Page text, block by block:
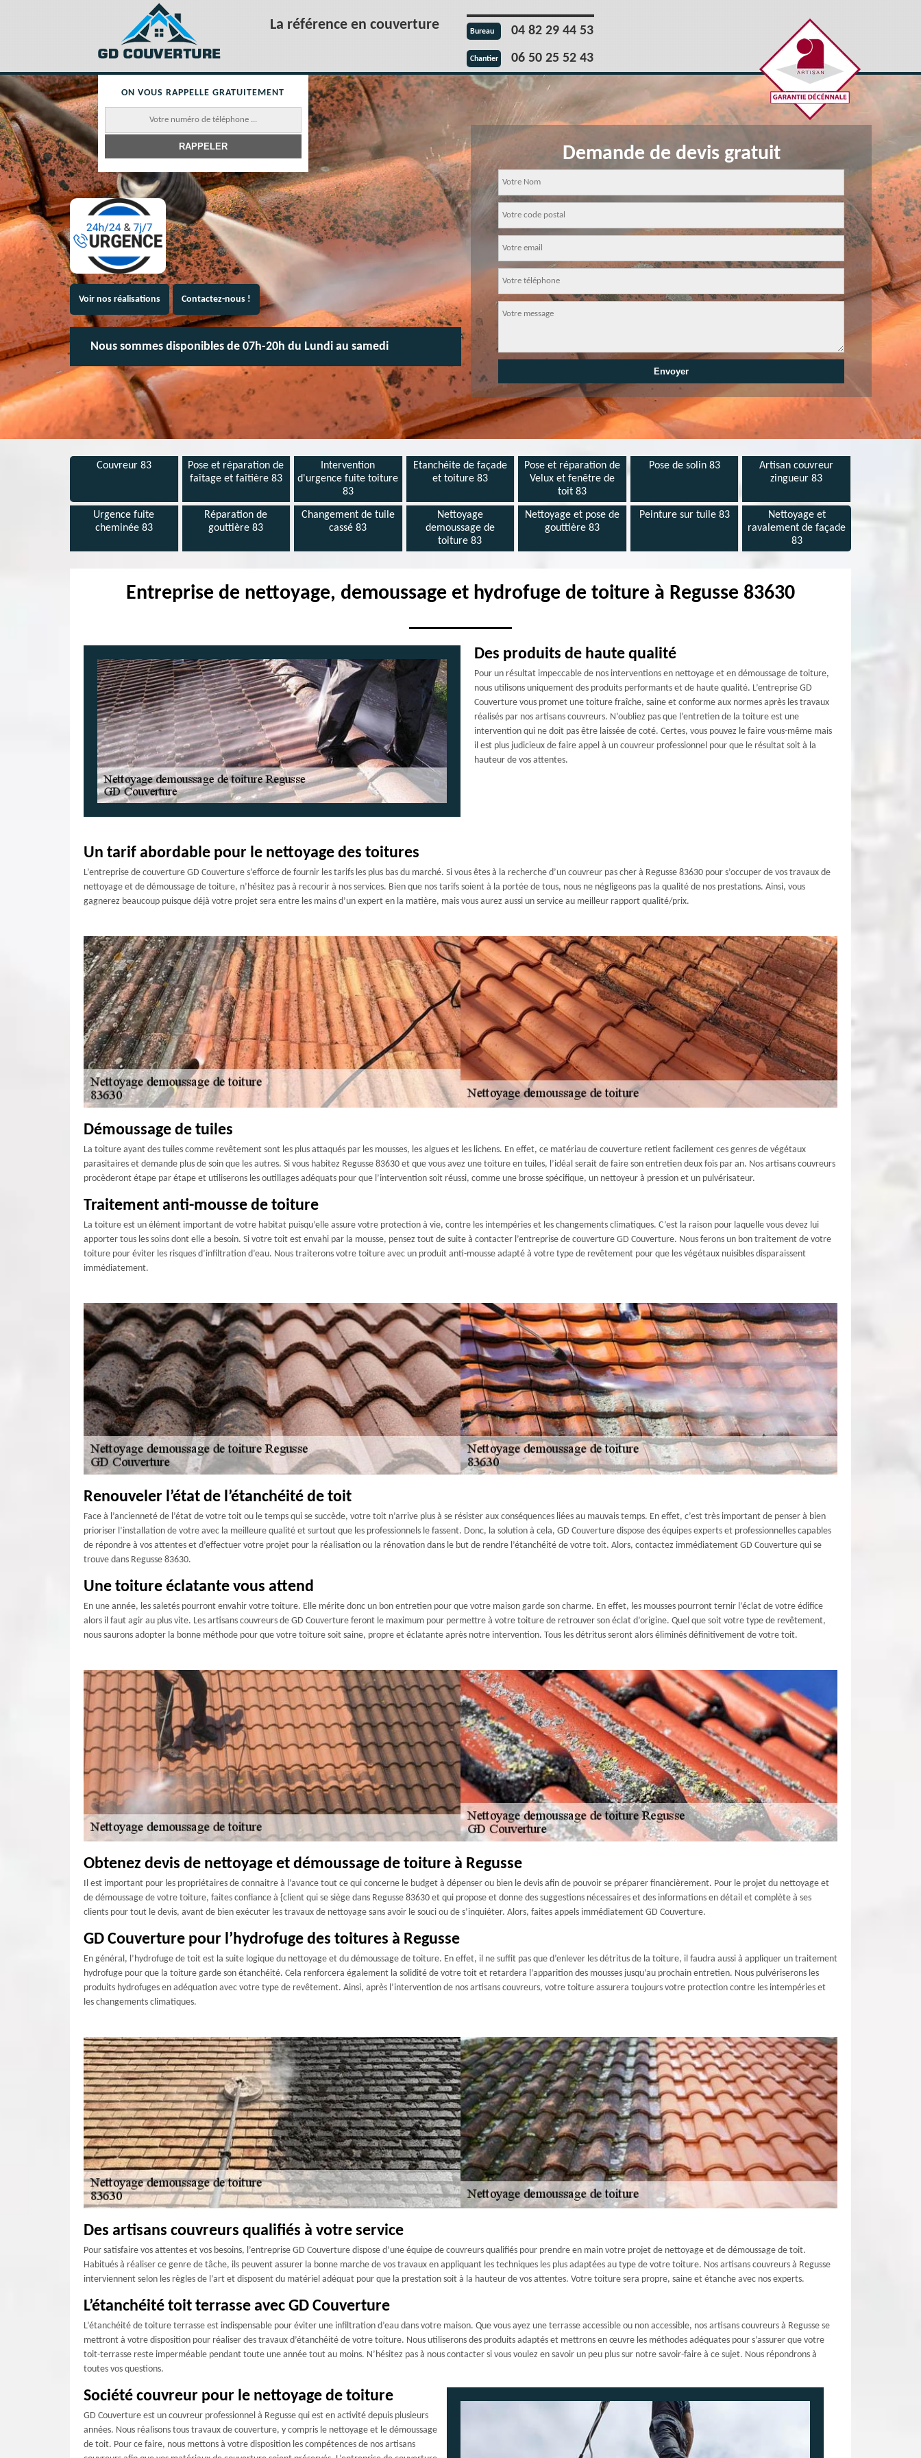
La référence en couverture Bureau 04 82 29 44 53
Chantier 06 50 25 52 43
Voir nos réalisations Contactez-nous !
Nous sommes disponibles de 07h-20h du Lundi au samedi
Demande de devis gratuit
ON VOUS RAPPELLE GRATUITEMENT
Couvreur 83
Pose et réparation de
faîtage et faîtière 83
Intervention
d'urgence fuite toiture
83
Etanchéite de façade
et toiture 83
Pose et réparation de
Velux et fenêtre de
toit 83
Pose de solin 83
Artisan couvreur
zingueur 83
Urgence fuite
cheminée 83
Réparation de
gouttière 83
Changement de tuile
cassé 83
Nettoyage
demoussage de
toiture 83
Nettoyage et pose de
gouttière 83
Peinture sur tuile 83
Nettoyage et
ravalement de façade
83
Entreprise de nettoyage, demoussage et hydrofuge de toiture à Regusse 83630
Des produits de haute qualité
Pour un résultat impeccable de nos interventions en nettoyage et en démoussage de toiture,
nous utilisons uniquement des produits performants et de haute qualité. L’entreprise GD
Couverture vous promet une toiture fraîche, saine et conforme aux normes après les travaux
réalisés par nos artisans couvreurs. N’oubliez pas que l’entretien de la toiture est une
intervention qui ne doit pas être laissée de coté. Certes, vous pouvez le faire vous-même mais
il est plus judicieux de faire appel à un couvreur professionnel pour que le résultat soit à la
hauteur de vos attentes.
Un tarif abordable pour le nettoyage des toitures
L’entreprise de couverture GD Couverture s’efforce de fournir les tarifs les plus bas du marché. Si vous êtes à la recherche d’un couvreur pas cher à Regusse 83630 pour s’occuper de vos travaux de
nettoyage et de démoussage de toiture, n’hésitez pas à recourir à nos services. Bien que nos tarifs soient à la portée de tous, nous ne négligeons pas la qualité de nos prestations. Ainsi, vous
gagnerez beaucoup puisque déjà votre projet sera entre les mains d’un expert en la matière, mais vous aurez aussi un service au meilleur rapport qualité/prix.
Démoussage de tuiles
La toiture ayant des tuiles comme revêtement sont les plus attaqués par les mousses, les algues et les lichens. En effet, ce matériau de couverture retient facilement ces genres de végétaux
parasitaires et demande plus de soin que les autres. Si vous habitez Regusse 83630 et que vous avez une toiture en tuiles, l’idéal serait de faire son entretien deux fois par an. Nos artisans couvreurs
procèderont étape par étape et utiliserons les outillages adéquats pour que l’intervention soit réussi, comme une brosse spécifique, un nettoyeur à pression et un pulvérisateur.
Traitement anti-mousse de toiture
La toiture est un élément important de votre habitat puisqu’elle assure votre protection à vie, contre les intempéries et les changements climatiques. C’est la raison pour laquelle vous devez lui
apporter tous les soins dont elle a besoin. Si votre toit est envahi par la mousse, pensez tout de suite à contacter l’entreprise de couverture GD Couverture. Nous ferons un bon traitement de votre
toiture pour éviter les risques d’infiltration d’eau. Nous traiterons votre toiture avec un produit anti-mousse adapté à votre type de revêtement pour que les végétaux nuisibles disparaissent
immédiatement.
Renouveler l’état de l’étanchéité de toit
Face à l’ancienneté de l’état de votre toit ou le temps qui se succède, votre toit n’arrive plus à se résister aux conséquences liées au mauvais temps. En effet, c’est très important de penser à bien
prioriser l’installation de votre avec la meilleure qualité et surtout que les professionnels le fassent. Donc, la solution à cela, GD Couverture dispose des équipes experts et professionnelles capables
de répondre à vos attentes et d’effectuer votre projet pour la réalisation ou la rénovation dans le but de rendre l’étanchéité de votre toit. Alors, contactez immédiatement GD Couverture qui se
trouve dans Regusse 83630.
Une toiture éclatante vous attend
En une année, les saletés pourront envahir votre toiture. Elle mérite donc un bon entretien pour que votre maison garde son charme. En effet, les mousses pourront ternir l’éclat de votre édifice
alors il faut agir au plus vite. Les artisans couvreurs de GD Couverture feront le maximum pour permettre à votre toiture de retrouver son éclat d’origine. Quel que soit votre type de revêtement,
nous saurons adopter la bonne méthode pour que votre toiture soit saine, propre et éclatante après notre intervention. Tous les détritus seront alors éliminés définitivement de votre toit.
Obtenez devis de nettoyage et démoussage de toiture à Regusse
Il est important pour les propriétaires de connaitre à l’avance tout ce qui concerne le budget à dépenser ou bien le devis afin de pouvoir se préparer financièrement. Pour le projet du nettoyage et
de démoussage de votre toiture, faites confiance à {client qui se siège dans Regusse 83630 et qui propose et donne des suggestions nécessaires et des informations en détail et complète à ses
clients pour tout le devis, avant de bien exécuter les travaux de nettoyage sans avoir le souci ou de s’inquiéter. Alors, faites appels immédiatement GD Couverture.
GD Couverture pour l’hydrofuge des toitures à Regusse
En général, l’hydrofuge de toit est la suite logique du nettoyage et du démoussage de toiture. En effet, il ne suffit pas que d’enlever les détritus de la toiture, il faudra aussi à appliquer un traitement
hydrofuge pour que la toiture garde son étanchéité. Cela renforcera également la solidité de votre toit et retardera l’apparition des mousses jusqu’au prochain entretien. Nous pulvériserons les
produits hydrofuges en adéquation avec votre type de revêtement. Ainsi, après l’intervention de nos artisans couvreurs, votre toiture assurera toujours votre protection contre les intempéries et
les changements climatiques.
Des artisans couvreurs qualifiés à votre service
Pour satisfaire vos attentes et vos besoins, l’entreprise GD Couverture dispose d’une équipe de couvreurs qualifiés pour prendre en main votre projet de nettoyage et de démoussage de toit.
Habitués à réaliser ce genre de tâche, ils peuvent assurer la bonne marche de vos travaux en appliquant les techniques les plus adaptées au type de votre toiture. Nos artisans couvreurs à Regusse
interviennent selon les règles de l’art et disposent du matériel adéquat pour que la prestation soit à la hauteur de vos attentes. Votre toiture sera propre, saine et étanche avec nos experts.
L’étanchéité toit terrasse avec GD Couverture
L’étanchéité de toiture terrasse est indispensable pour éviter une infiltration d’eau dans votre maison. Que vous ayez une terrasse accessible ou non accessible, nos artisans couvreurs à Regusse se
mettront à votre disposition pour réaliser des travaux d’étanchéité de votre toiture. Nous utiliserons des produits adaptés et mettrons en œuvre les méthodes adéquates pour s’assurer que votre
toit-terrasse reste imperméable pendant toute une année tout au moins. N’hésitez pas à nous contacter si vous voulez en savoir un peu plus sur notre savoir-faire à ce sujet. Nous répondrons à
toutes vos questions.
Société couvreur pour le nettoyage de toiture
GD Couverture est un couvreur professionnel à Regusse qui est en activité depuis plusieurs
années. Nous réalisons tous travaux de couverture, y compris le nettoyage et le démoussage
de toit. Pour ce faire, nous mettons à votre disposition les compétences de nos artisans